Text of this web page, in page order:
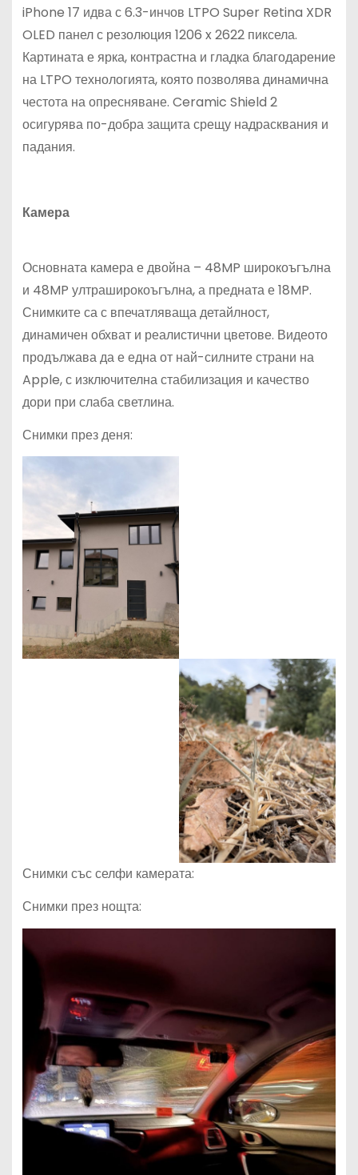
iPhone 17 идва с 6.3-инчов LTPO Super Retina XDR
OLED панел с резолюция 1206 x 2622 пиксела.
Картината е ярка, контрастна и гладка благодарение
на LTPO технологията, която позволява динамична
честота на опресняване. Ceramic Shield 2
осигурява по-добра защита срещу надрасквания и
падания.
Камера
Основната камера е двойна – 48MP широкоъгълна
и 48MP ултраширокоъгълна, а предната е 18MP.
Снимките са с впечатляваща детайлност,
динамичен обхват и реалистични цветове. Видеото
продължава да е една от най-силните страни на
Apple, с изключителна стабилизация и качество
дори при слаба светлина.
Снимки през деня:
Снимки със селфи камерата:
Снимки през нощта: